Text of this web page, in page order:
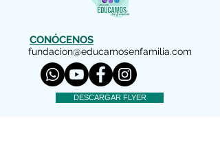
CONÓCENOS
fundacion@educamosenfamilia.com
DESCARGAR FLYER